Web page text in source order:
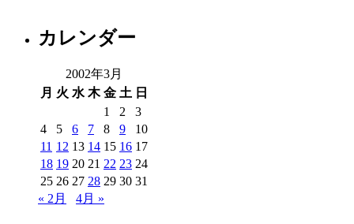
カレンダー
2002年3月
月 火 水 木 金 土 日
1
2
3
4
5 6 7 8 9
10
11 12 13 14 15 16 17
18 19 20 21 22 23 24
25 26 27 28 29 30 31
« 2月
4月 »